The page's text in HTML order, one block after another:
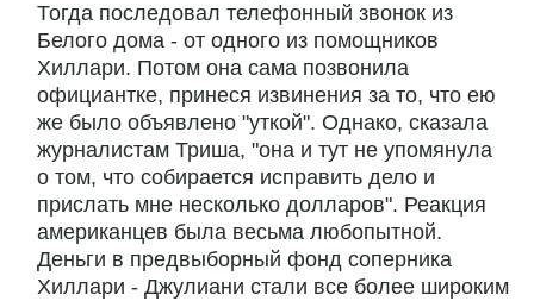
Тогда последовал телефонный звонок из
Белого дома - от одного из помощников
Хиллари. Потом она сама позвонила
официантке, принеся извинения за то, что ею
же было объявлено "уткой". Однако, сказала
журналистам Триша, "она и тут не упомянула
о том, что собирается исправить дело и
прислать мне несколько долларов". Реакция
американцев была весьма любопытной.
Деньги в предвыборный фонд соперника
Хиллари - Джулиани стали все более широким